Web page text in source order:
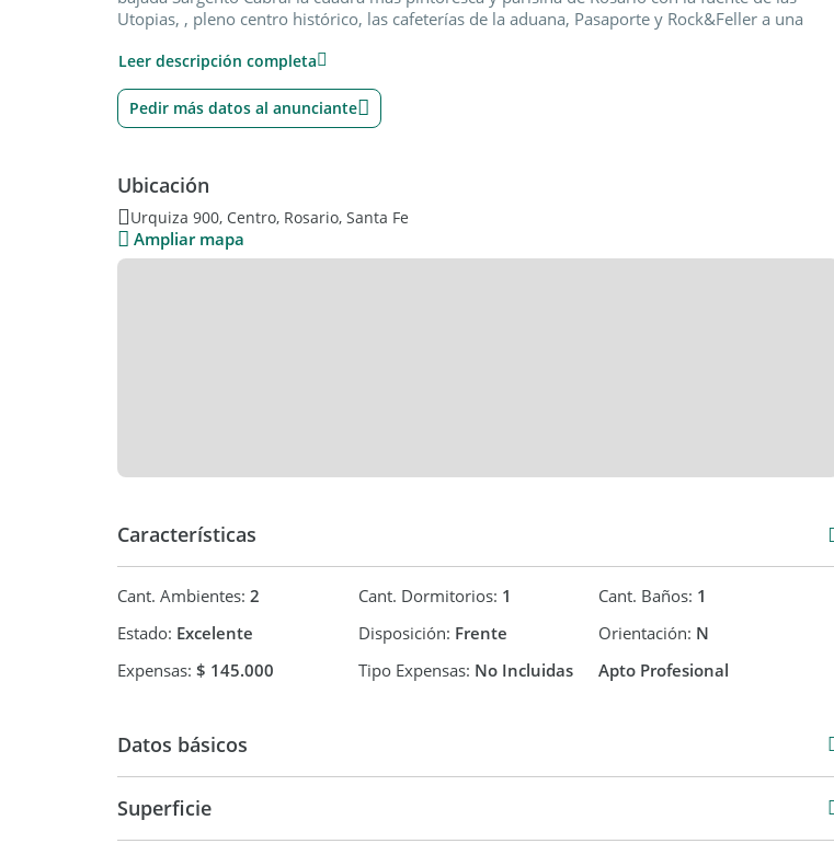
Utopias, , pleno centro histórico, las cafeterías de la aduana, Pasaporte y Rock&Feller a una
Leer descripción completa
Pedir más datos al anunciante
Ubicación
Urquiza 900, Centro, Rosario, Santa Fe
Ampliar mapa
Características
Cant. Ambientes: 2 Cant. Dormitorios: 1 Cant. Baños: 1
Estado: Excelente Disposición: Frente Orientación: N
Expensas: $ 145.000 Tipo Expensas: No Incluidas Apto Profesional
Datos básicos
Superficie